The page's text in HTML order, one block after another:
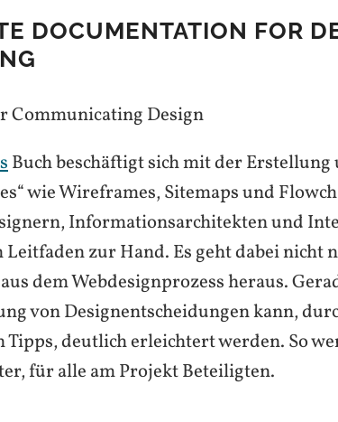
DOCUMENTATION FOR
Buch beschäftigt sich mit der
wie Wireframes, Sitemaps und
Informationsarchitekten und
zur Hand. Es geht dabei nicht
dem Webdesignprozess heraus.
von Designentscheidungen kann,
Tipps, deutlich erleichtert werden. So
für alle am Projekt Beteiligten.